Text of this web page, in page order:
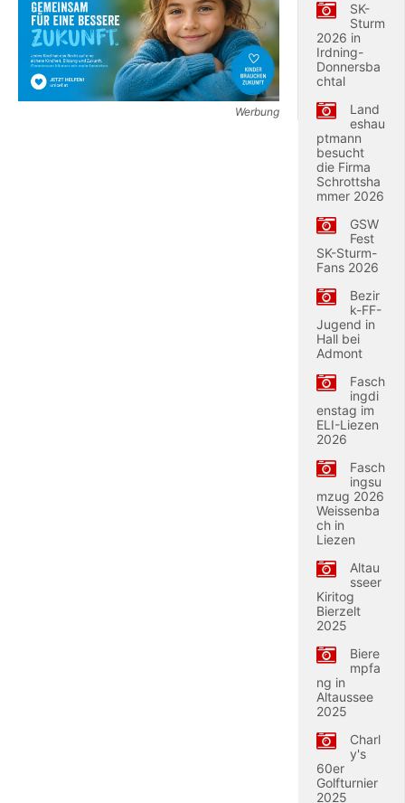
Werbung
SK-
Sturm
2026 in
Irdning-
Donnersba
chtal
Land
eshau
ptmann
besucht
die Firma
Schrottsha
mmer 2026
GSW
Fest
SK-Sturm-
Fans 2026
Bezir
k-FF-
Jugend in
Hall bei
Admont
Fasch
ingdi
enstag im
ELI-Liezen
2026
Fasch
ingsu
mzug 2026
Weissenba
ch in
Liezen
Altau
sseer
Kiritog
Bierzelt
2025
Biere
mpfa
ng in
Altaussee
2025
Charl
y's
60er
Golfturnier
2025